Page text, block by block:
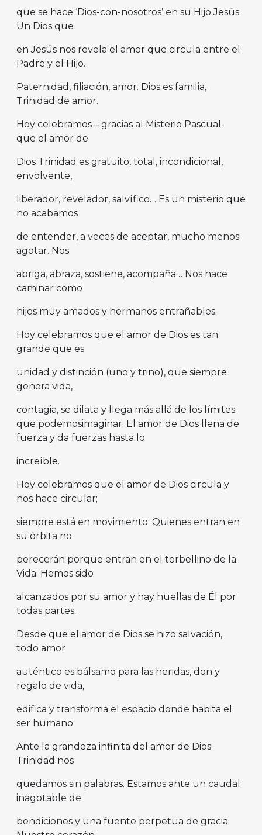
que se hace ‘Dios-con-nosotros’ en su Hijo Jesús.
Un Dios que
en Jesús nos revela el amor que circula entre el
Padre y el Hijo.
Paternidad, filiación, amor. Dios es familia,
Trinidad de amor.
Hoy celebramos – gracias al Misterio Pascual-
que el amor de
Dios Trinidad es gratuito, total, incondicional,
envolvente,
liberador, revelador, salvífico… Es un misterio que
no acabamos
de entender, a veces de aceptar, mucho menos
agotar. Nos
abriga, abraza, sostiene, acompaña… Nos hace
caminar como
hijos muy amados y hermanos entrañables.
Hoy celebramos que el amor de Dios es tan
grande que es
unidad y distinción (uno y trino), que siempre
genera vida,
contagia, se dilata y llega más allá de los límites
que podemosimaginar. El amor de Dios llena de
fuerza y da fuerzas hasta lo
increíble.
Hoy celebramos que el amor de Dios circula y
nos hace circular;
siempre está en movimiento. Quienes entran en
su órbita no
perecerán porque entran en el torbellino de la
Vida. Hemos sido
alcanzados por su amor y hay huellas de Él por
todas partes.
Desde que el amor de Dios se hizo salvación,
todo amor
auténtico es bálsamo para las heridas, don y
regalo de vida,
edifica y transforma el espacio donde habita el
ser humano.
Ante la grandeza infinita del amor de Dios
Trinidad nos
quedamos sin palabras. Estamos ante un caudal
inagotable de
bendiciones y una fuente perpetua de gracia.